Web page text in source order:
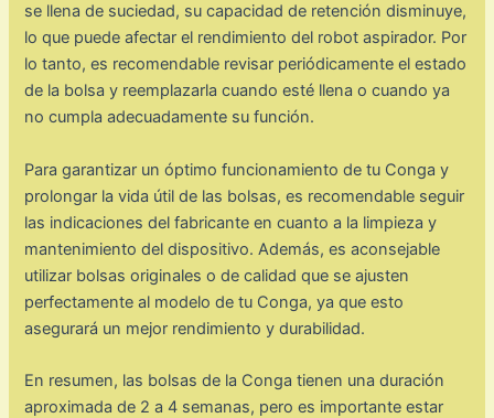
se llena de suciedad, su capacidad de retención disminuye,
lo que puede afectar el rendimiento del robot aspirador. Por
lo tanto, es recomendable revisar periódicamente el estado
de la bolsa y reemplazarla cuando esté llena o cuando ya
no cumpla adecuadamente su función.
Para garantizar un óptimo funcionamiento de tu Conga y
prolongar la vida útil de las bolsas, es recomendable seguir
las indicaciones del fabricante en cuanto a la limpieza y
mantenimiento del dispositivo. Además, es aconsejable
utilizar bolsas originales o de calidad que se ajusten
perfectamente al modelo de tu Conga, ya que esto
asegurará un mejor rendimiento y durabilidad.
En resumen, las bolsas de la Conga tienen una duración
aproximada de 2 a 4 semanas, pero es importante estar